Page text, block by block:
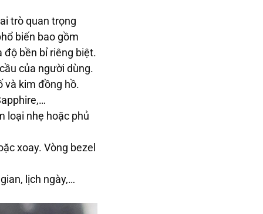
trò quan trọng
biến bao gồm
độ bền bỉ riêng biệt.
của người dùng.
và kim đồng hồ.
loại nhẹ hoặc phủ
xoay. Vòng bezel
lịch ngày,…